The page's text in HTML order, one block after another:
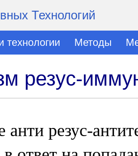
Технологий
технологии Методы
резус-
резус-